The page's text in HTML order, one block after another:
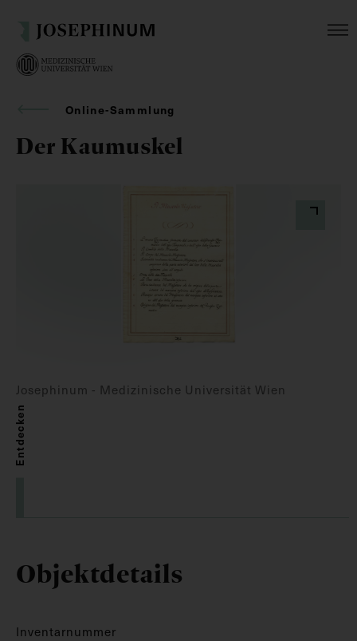
Online-Sammlung
Der Kaumuskel
Josephinum - Medizinische Universität Wien
Entdecken
Objektdetails
Inventarnummer